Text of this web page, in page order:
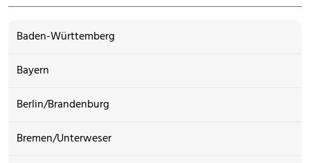
Baden-Württemberg
Bayern
Berlin/Brandenburg
Bremen/Unterweser